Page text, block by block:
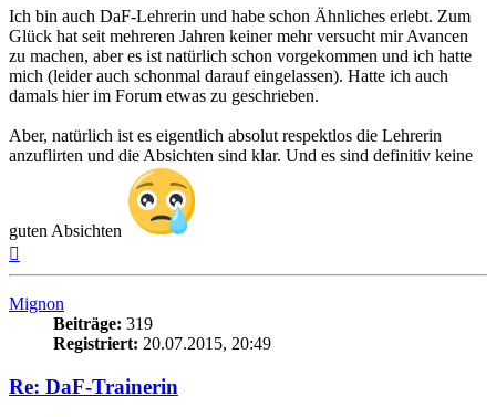
Ich bin auch DaF-Lehrerin und habe schon Ähnliches erlebt. Zum
Glück hat seit mehreren Jahren keiner mehr versucht mir Avancen
zu machen, aber es ist natürlich schon vorgekommen und ich hatte
mich (leider auch schonmal darauf eingelassen). Hatte ich auch
damals hier im Forum etwas zu geschrieben.
Aber, natürlich ist es eigentlich absolut respektlos die Lehrerin
anzuflirten und die Absichten sind klar. Und es sind definitiv keine
guten Absichten
Mignon
Beiträge: 319
Registriert: 20.07.2015, 20:49
Re: DaF-Trainerin